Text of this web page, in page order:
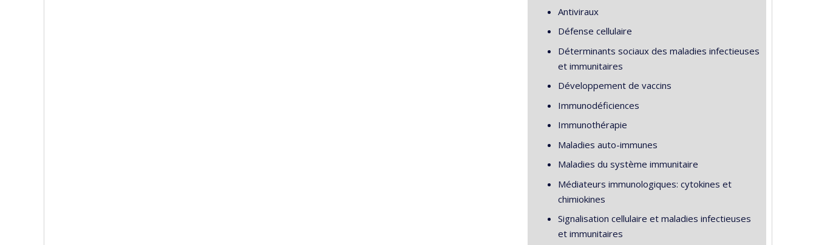
Antiviraux
Défense cellulaire
Déterminants sociaux des maladies infectieuses
et immunitaires
Développement de vaccins
Immunodéficiences
Immunothérapie
Maladies auto-immunes
Maladies du système immunitaire
Médiateurs immunologiques: cytokines et
chimiokines
Signalisation cellulaire et maladies infectieuses
et immunitaires